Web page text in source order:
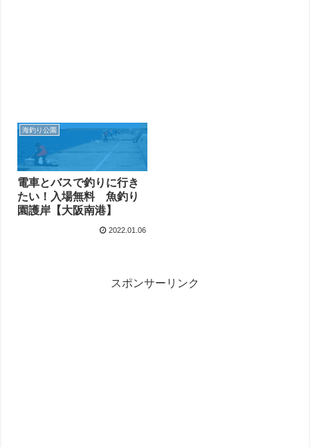
海釣り公園
電車とバスで釣りに行き
たい！入場無料 魚釣り
園護岸【大阪南港】
2022.01.06
スポンサーリンク